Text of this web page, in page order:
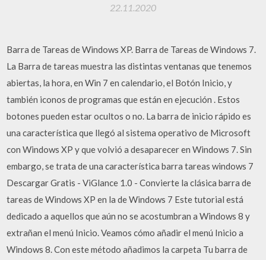
22.11.2020
Barra de Tareas de Windows XP. Barra de Tareas de Windows 7.
La Barra de tareas muestra las distintas ventanas que tenemos
abiertas, la hora, en Win 7 en calendario, el Botón Inicio, y
también iconos de programas que están en ejecución . Estos
botones pueden estar ocultos o no. La barra de inicio rápido es
una característica que llegó al sistema operativo de Microsoft
con Windows XP y que volvió a desaparecer en Windows 7. Sin
embargo, se trata de una característica barra tareas windows 7
Descargar Gratis - ViGlance 1.0 - Convierte la clásica barra de
tareas de Windows XP en la de Windows 7 Este tutorial está
dedicado a aquellos que aún no se acostumbran a Windows 8 y
extrañan el menú Inicio. Veamos cómo añadir el menú Inicio a
Windows 8. Con este método añadimos la carpeta Tu barra de